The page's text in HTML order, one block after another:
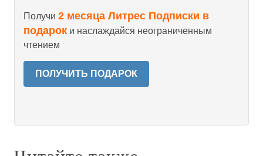
Получи 2 месяца Литрес Подписки в
подарок и наслаждайся неограниченным
чтением
ПОЛУЧИТЬ ПОДАРОК